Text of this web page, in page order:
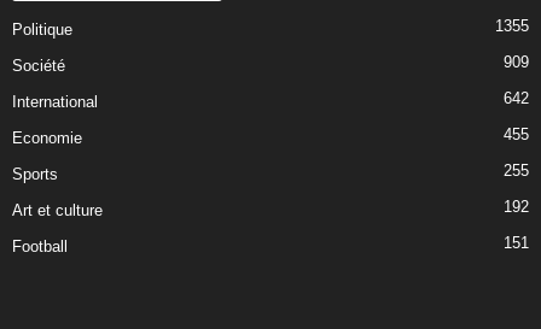
Politique 1355
Société 909
International 642
Economie 455
Sports 255
Art et culture 192
Football 151